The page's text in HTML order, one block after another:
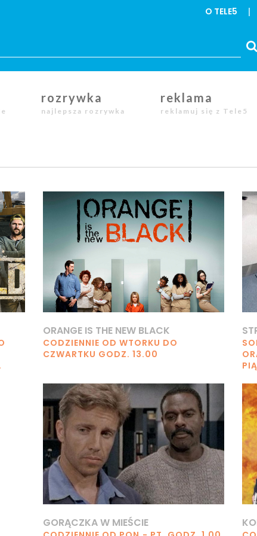
O TELE5
rozrywka
najlepsza rozrywka
reklama
reklamuj się z Tele5
ORANGE IS THE NEW BLACK
CODZIENNIE OD WTORKU DO
CZWARTKU GODZ. 13.00
GORĄCZKA W MIEŚCIE